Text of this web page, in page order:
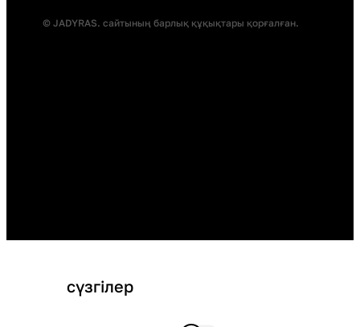
© JADYRAS. сайтының барлық құқықтары қорғалған.
сүзгілер